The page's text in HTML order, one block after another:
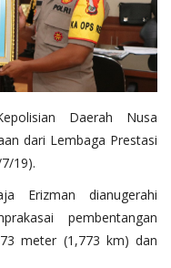
Daerah Nusa
dari Lembaga Prestasi
19).
Erizman dianugerahi
pembentangan
meter (1,773 km) dan